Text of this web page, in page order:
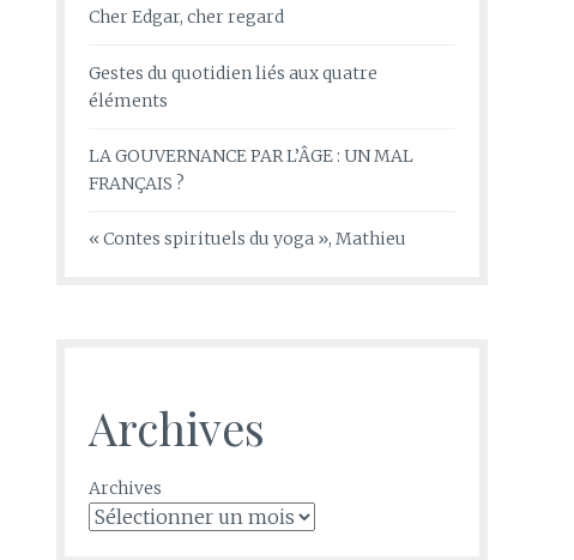
Cher Edgar, cher regard
Gestes du quotidien liés aux quatre
éléments
LA GOUVERNANCE PAR L’ÂGE : UN MAL
FRANÇAIS ?
« Contes spirituels du yoga », Mathieu
Archives
Archives